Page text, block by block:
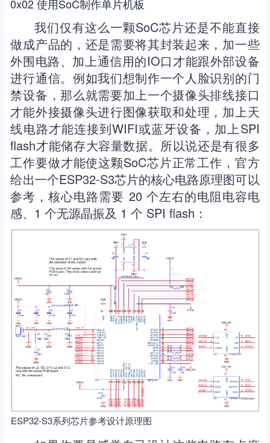
0x02 使用SoC制作单片机板
我们仅有这么一颗SoC芯片还是不能直接
做成产品的，还是需要将其封装起来，加一些
外围电路、加上通信用的IO口才能跟外部设备
进行通信。例如我们想制作一个人脸识别的门
禁设备，那么就需要加上一个摄像头排线接口
才能外接摄像头进行图像获取和处理，加上天
线电路才能连接到WIFI或蓝牙设备，加上SPI
flash才能储存大容量数据。所以说还是有很多
工作要做才能使这颗SoC芯片正常工作，官方
给出一个ESP32-S3芯片的核心电路原理图可以
参考，核心电路需要 20 个左右的电阻电容电
感、1 个无源晶振及 1 个 SPI flash：
ESP32-S3系列芯片参考设计原理图